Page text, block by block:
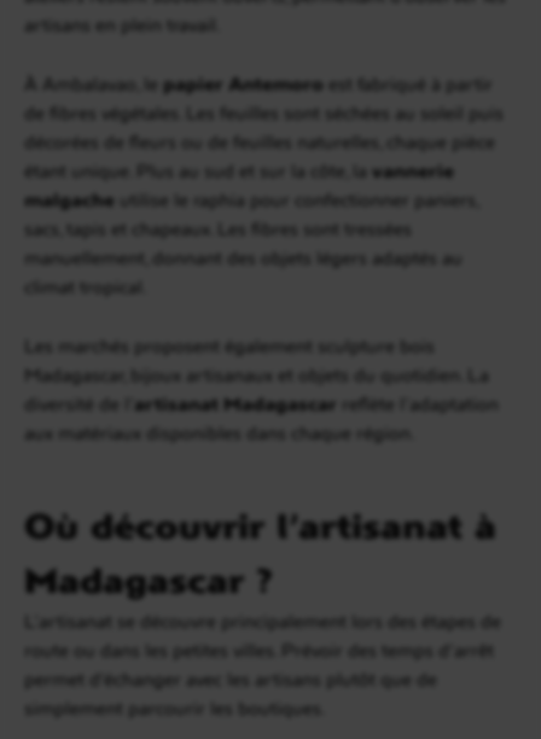
artisans en plein travail.
À Ambalavao, le papier Antemoro est fabriqué à partir
de fibres végétales. Les feuilles sont séchées au soleil puis
décorées de fleurs ou de feuilles naturelles, chaque pièce
étant unique. Plus au sud et sur la côte, la vannerie
malgache utilise le raphia pour confectionner paniers,
sacs, tapis et chapeaux. Les fibres sont tressées
manuellement, donnant des objets légers adaptés au
climat tropical.
Les marchés proposent également sculpture bois
Madagascar, bijoux artisanaux et objets du quotidien. La
diversité de l’ artisanat Madagascar reflète l’adaptation
aux matériaux disponibles dans chaque région.
Où découvrir l’artisanat à
Madagascar ?
L’artisanat se découvre principalement lors des étapes de
route ou dans les petites villes. Prévoir des temps d’arrêt
permet d’échanger avec les artisans plutôt que de
simplement parcourir les boutiques.